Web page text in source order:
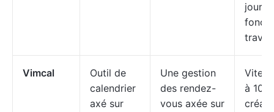
Vimcal
Outil de
calendrier
axé sur
Une gestion
des rendez-
vous axée sur
à 100